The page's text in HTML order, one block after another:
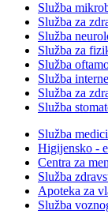
Služba
Služba za
Služba
Služba za
Služba
Služba
Služba za
Služba
Služba
Higijensko -
Centra za
Služba
Apoteka za
Služba